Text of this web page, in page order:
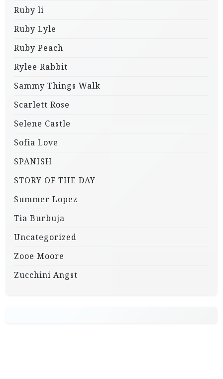
Ruby li
Ruby Lyle
Ruby Peach
Rylee Rabbit
Sammy Things Walk
Scarlett Rose
Selene Castle
Sofia Love
SPANISH
STORY OF THE DAY
Summer Lopez
Tia Burbuja
Uncategorized
Zooe Moore
Zucchini Angst